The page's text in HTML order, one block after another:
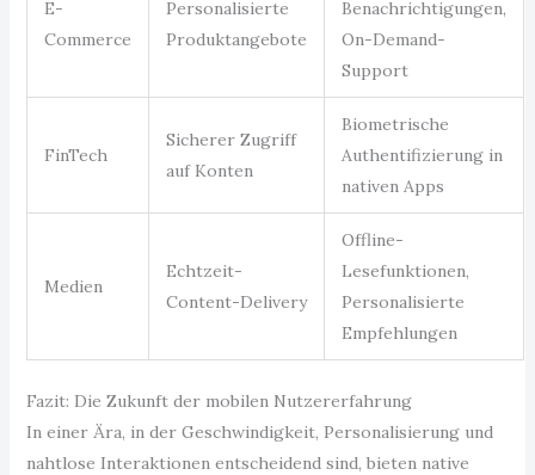
E-
Commerce
Personalisierte
Produktangebote
Benachrichtigungen,
On-Demand-
Support
FinTech
Sicherer Zugriff
auf Konten
Biometrische
Authentifizierung in
nativen Apps
Medien
Echtzeit-
Content-Delivery
Offline-
Lesefunktionen,
Personalisierte
Empfehlungen
Fazit: Die Zukunft der mobilen Nutzererfahrung
In einer Ära, in der Geschwindigkeit, Personalisierung und
nahtlose Interaktionen entscheidend sind, bieten native